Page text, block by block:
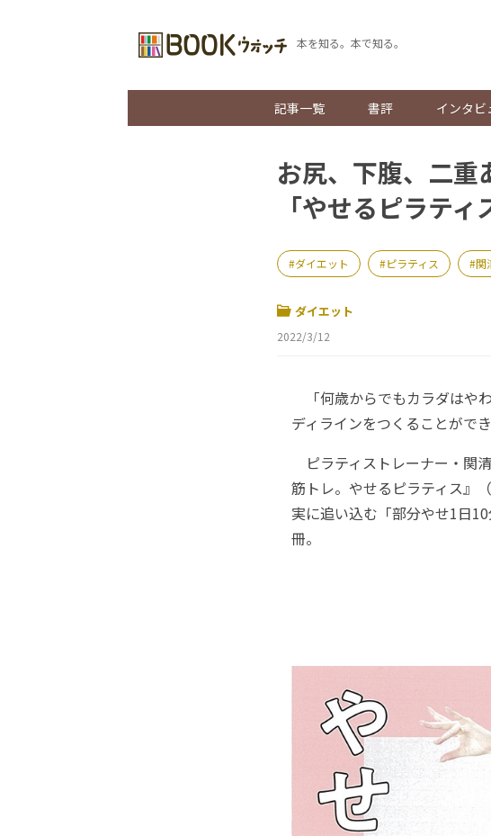
本を知る。本で知る。
記事一覧 書評 インタビ
お尻、下腹、二重
「やせるピラティ
ダイエット ピラティス 関
ダイエット
2022/3/12
「何歳からでもカラダはや
ディラインをつくることができ
ピラティストレーナー・関
筋トレ。やせるピラティス』
実に追い込む「部分やせ1日
冊。